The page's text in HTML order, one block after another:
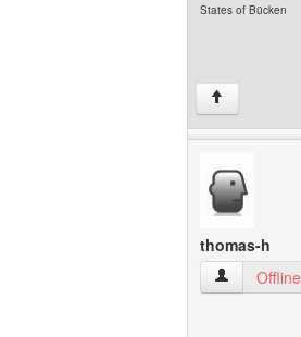
States of Bücken
↑
thomas-h
thomas-hOffline